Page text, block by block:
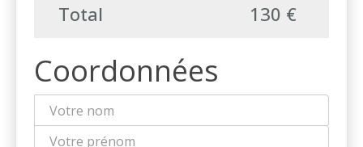
Total 130 €
Coordonnées